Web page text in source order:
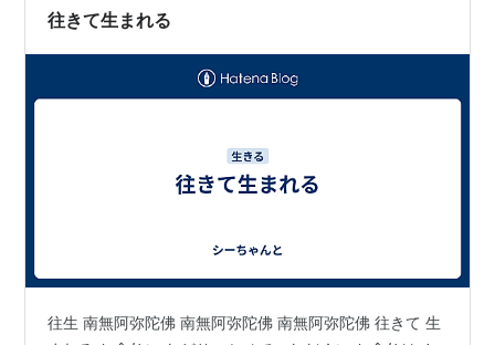
往きて生まれる
往生 南無阿弥陀佛 南無阿弥陀佛 南無阿弥陀佛 往きて 生